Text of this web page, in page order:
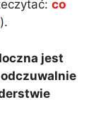
co
).
jest